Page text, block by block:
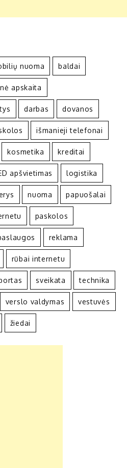
nuoma baldai
apskaita
darbas dovanos
išmanieji telefonai
kosmetika kreditai
apšvietimas logistika
nuoma papuošalai
paskolos
reklama
rūbai internetu
sveikata technika
verslo valdymas vestuvės
žiedai